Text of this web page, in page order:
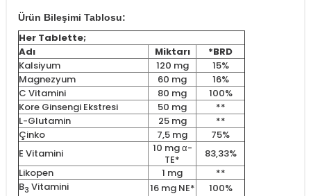
Ürün Bileşimi Tablosu:
Her Tablette;
Adı
Miktarı
*BRD
Kalsiyum
120 mg
15%
Magnezyum
60 mg
16%
C Vitamini
80 mg
100%
Kore Ginsengi Ekstresi
50 mg
**
L-Glutamin
25 mg
**
Çinko
7,5 mg
75%
E Vitamini
10 mg α-
TE*
83,33%
Likopen
1 mg
**
B3 Vitamini 16 mg NE*
100%